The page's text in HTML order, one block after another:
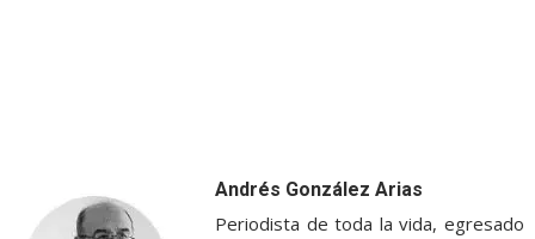
Andrés González Arias
Periodista de toda la vida, egresado